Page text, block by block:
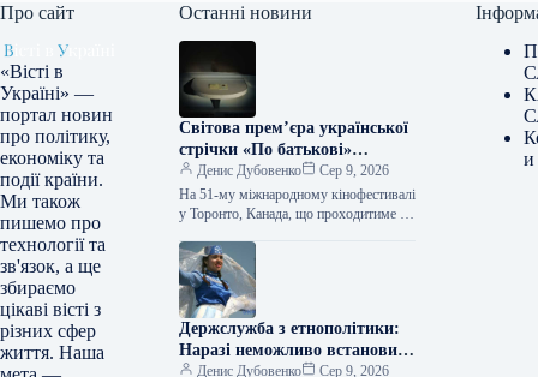
Про сайт
«Вісті в
Україні» —
портал новин
про політику,
економіку та
події країни.
Ми також
пишемо про
технології та
зв'язок, а ще
збираємо
цікаві вісті з
різних сфер
життя. Наша
Останні новини
Світова прем’єра української
стрічки «По батькові»
відбудеться на кінофестивалі
в Торонто.
Денис Дубовенко
Сер 9, 2026
На 51-му міжнародному кінофестивалі
у Торонто, Канада, що проходитиме з
Держслужба з етнополітики:
Наразі неможливо встановити
точну кількість корінних
Денис Дубовенко Сер 9, 2026
и